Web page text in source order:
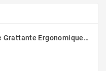
(X10) - Éponge Grattante Ergonomique Rouge Sponrex 92